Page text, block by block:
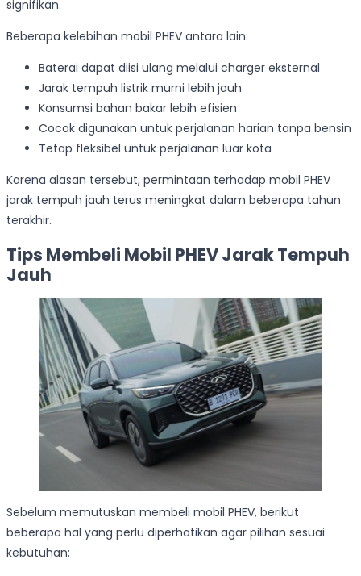
signifikan.
Beberapa kelebihan mobil PHEV antara lain:
Baterai dapat diisi ulang melalui charger eksternal
Jarak tempuh listrik murni lebih jauh
Konsumsi bahan bakar lebih efisien
Cocok digunakan untuk perjalanan harian tanpa bensin
Tetap fleksibel untuk perjalanan luar kota
Karena alasan tersebut, permintaan terhadap mobil PHEV
jarak tempuh jauh terus meningkat dalam beberapa tahun
terakhir.
Tips Membeli Mobil PHEV Jarak Tempuh
Jauh
Sebelum memutuskan membeli mobil PHEV, berikut
beberapa hal yang perlu diperhatikan agar pilihan sesuai
kebutuhan: